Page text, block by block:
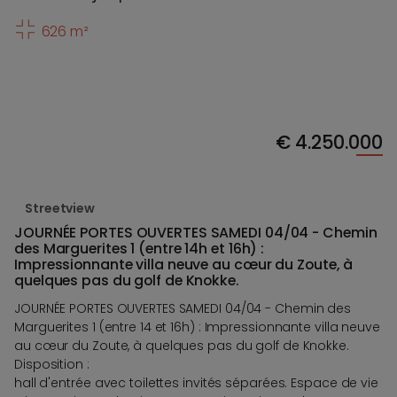
626 m²
€4.250.000
Streetview
JOURNÉE PORTES OUVERTES SAMEDI 04/04 - Chemin
des Marguerites 1 (entre 14h et 16h) :
Impressionnante villa neuve au cœur du Zoute, à
quelques pas du golf de Knokke.
JOURNÉE PORTES OUVERTES SAMEDI 04/04 - Chemin des
Marguerites 1 (entre 14 et 16h) : Impressionnante villa neuve
au cœur du Zoute, à quelques pas du golf de Knokke.
Disposition :
hall d'entrée avec toilettes invités séparées. Espace de vie